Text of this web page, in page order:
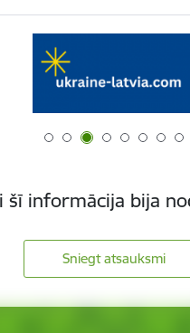
šī informācija bija
Sniegt atsauksmi